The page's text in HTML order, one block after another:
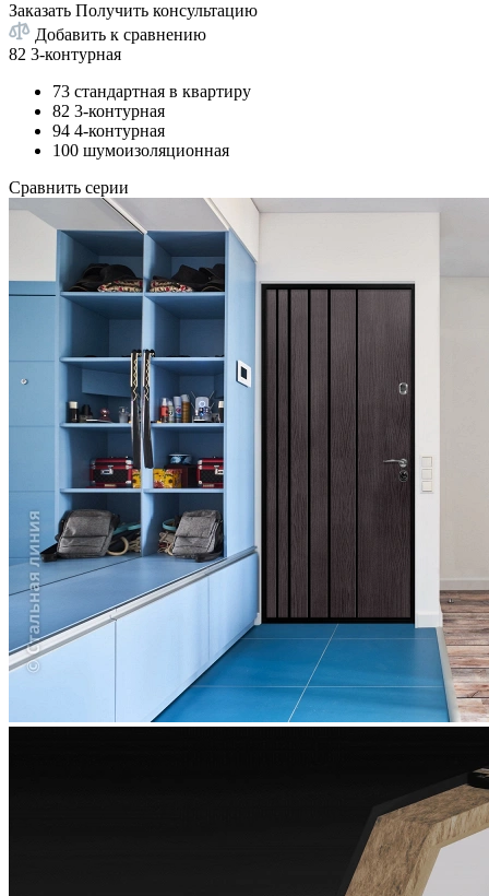
Заказать Получить консультацию
Добавить к сравнению
82 3-контурная
73 стандартная в квартиру
82 3-контурная
94 4-контурная
100 шумоизоляционная
Сравнить серии